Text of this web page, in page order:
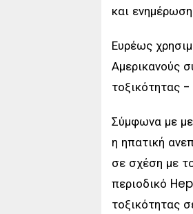
και
Ευρέως
Αμερικανούς
τοξικότητας -
Σύμφωνα με
η ηπατική
σε σχέση με
περιοδικό
τοξικότητας